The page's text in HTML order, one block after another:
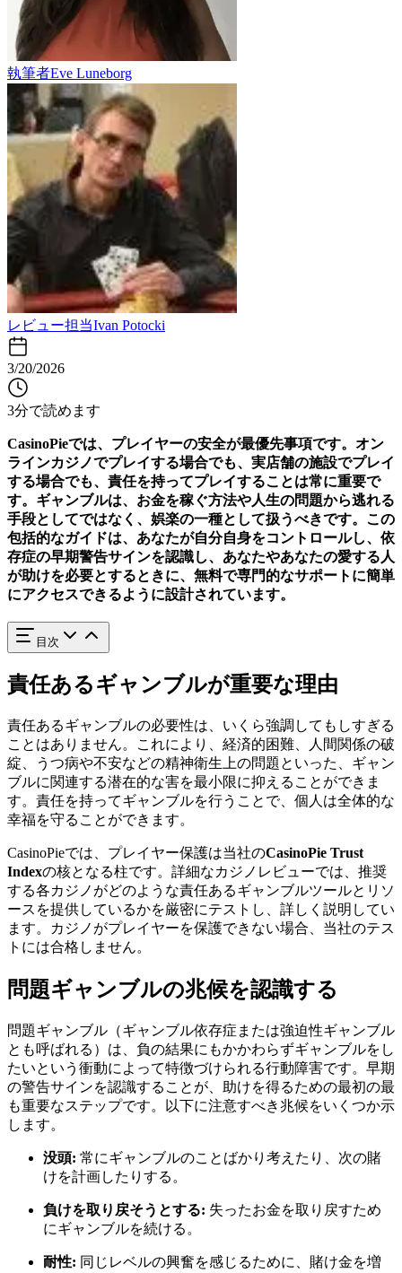
執筆者Eve Luneborg
レビュー担当Ivan Potocki
3/20/2026
3分で読めます
CasinoPieでは、プレイヤーの安全が最優先事項です。オン
ラインカジノでプレイする場合でも、実店舗の施設でプレイ
する場合でも、責任を持ってプレイすることは常に重要で
す。ギャンブルは、お金を稼ぐ方法や人生の問題から逃れる
手段としてではなく、娯楽の一種として扱うべきです。この
包括的なガイドは、あなたが自分自身をコントロールし、依
存症の早期警告サインを認識し、あなたやあなたの愛する人
が助けを必要とするときに、無料で専門的なサポートに簡単
にアクセスできるように設計されています。
目次
責任あるギャンブルが重要な理由
責任あるギャンブルの必要性は、いくら強調してもしすぎる
ことはありません。これにより、経済的困難、人間関係の破
綻、うつ病や不安などの精神衛生上の問題といった、ギャン
ブルに関連する潜在的な害を最小限に抑えることができま
す。責任を持ってギャンブルを行うことで、個人は全体的な
幸福を守ることができます。
CasinoPieでは、プレイヤー保護は当社のCasinoPie Trust
Indexの核となる柱です。詳細なカジノレビューでは、推奨
する各カジノがどのような責任あるギャンブルツールとリソ
ースを提供しているかを厳密にテストし、詳しく説明してい
ます。カジノがプレイヤーを保護できない場合、当社のテス
トには合格しません。
問題ギャンブルの兆候を認識する
問題ギャンブル（ギャンブル依存症または強迫性ギャンブル
とも呼ばれる）は、負の結果にもかかわらずギャンブルをし
たいという衝動によって特徴づけられる行動障害です。早期
の警告サインを認識することが、助けを得るための最初の最
も重要なステップです。以下に注意すべき兆候をいくつか示
します。
没頭: 常にギャンブルのことばかり考えたり、次の賭
けを計画したりする。
負けを取り戻そうとする: 失ったお金を取り戻すため
にギャンブルを続ける。
耐性: 同じレベルの興奮を感じるために、賭け金を増